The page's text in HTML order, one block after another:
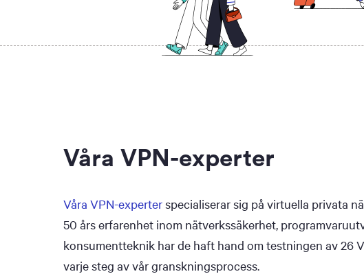
Våra VPN-experter
Våra VPN-experterspecialiserar sig på virtuella privata
50 års erfarenhet inom nätverkssäkerhet,
konsumentteknik har de haft hand om testningen av 26
varje steg av vår granskningsprocess.